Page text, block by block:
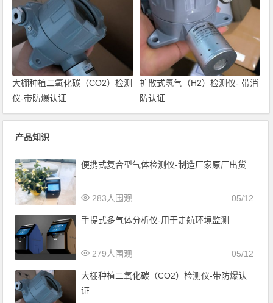
大棚种植二氧化碳（CO2）检测
仪-带防爆认证
扩散式氢气（H2）检测仪- 带消
防认证
产品知识
便携式复合型气体检测仪-制造厂家原厂出货
05/12
283人围观
手提式多气体分析仪-用于走航环境监测
05/12
279人围观
大棚种植二氧化碳（CO2）检测仪-带防爆认
证